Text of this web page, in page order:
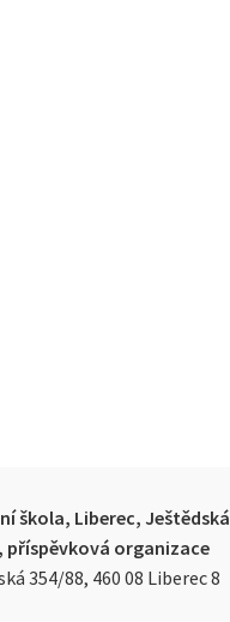
škola, Liberec, Ještědská
příspěvková organizace
354/88, 460 08 Liberec 8